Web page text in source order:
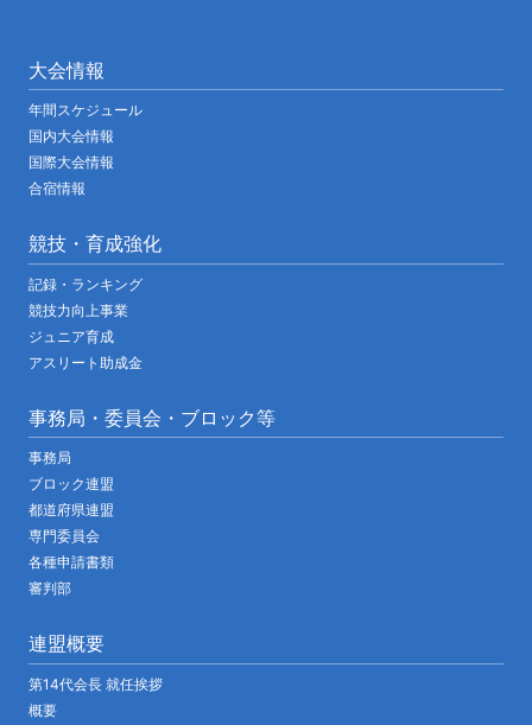
大会情報
年間スケジュール
国内大会情報
国際大会情報
合宿情報
競技・育成強化
記録・ランキング
競技力向上事業
ジュニア育成
アスリート助成金
事務局・委員会・ブロック等
事務局
ブロック連盟
都道府県連盟
専門委員会
各種申請書類
審判部
連盟概要
第14代会長 就任挨拶
概要